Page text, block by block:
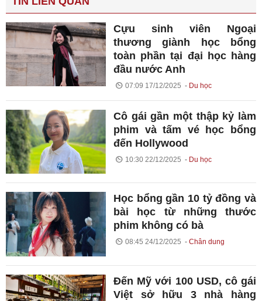
Cựu sinh viên Ngoại
thương giành học bổng
toàn phần tại đại học hàng
đầu nước Anh
07:09 17/12/2025 Du học
Cô gái gần một thập kỷ làm
phim và tấm vé học bổng
đến Hollywood
10:30 22/12/2025 Du học
Học bổng gần 10 tỷ đồng và
bài học từ những thước
phim không có bà
08:45 24/12/2025 Chân dung
Đến Mỹ với 100 USD, cô gái
Việt sở hữu 3 nhà hàng